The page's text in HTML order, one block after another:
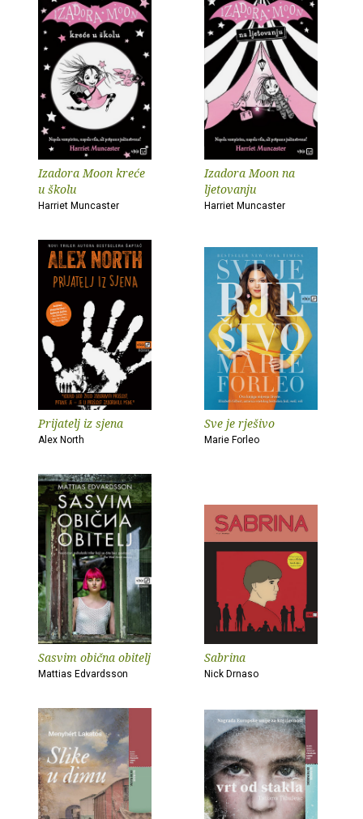
Izadora Moon kreće
u školu
Harriet Muncaster
Izadora Moon na
ljetovanju
Harriet Muncaster
Prijatelj iz sjena
Alex North
Sve je rješivo
Marie Forleo
Sasvim obična obitelj
Mattias Edvardsson
Sabrina
Nick Drnaso